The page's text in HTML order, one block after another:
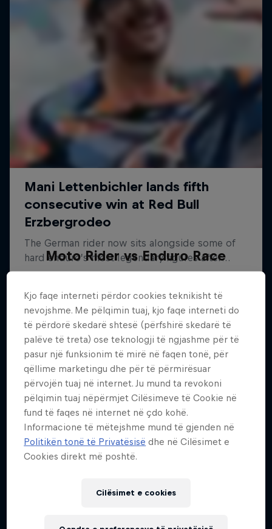
Moto Rider vs Enduro Race
Erzbergrodeo
ENDURO
Kjo faqe interneti përdor cookies teknikisht të
nevojshme. Me pëlqimin tuaj, kjo faqe interneti do
të përdorë skedarë shtesë (përfshirë skedarë të
palëve të treta) ose teknologji të ngjashme për të
pasur një funksionim të mirë në faqen tonë, për
qëllime marketingu dhe për të përmirësuar
përvojën tuaj në internet. Ju mund ta revokoni
pëlqimin tuaj nëpërmjet Cilësimeve të Cookie në
fund të faqes në internet në çdo kohë.
Informacione të mëtejshme mund të gjenden në
Politikën tonë të Privatësisë dhe në Cilësimet e
Cookies direkt më poshtë.
Cilësimet e cookies